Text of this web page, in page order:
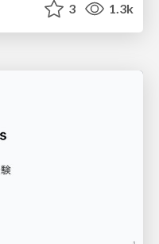
3 1.3k